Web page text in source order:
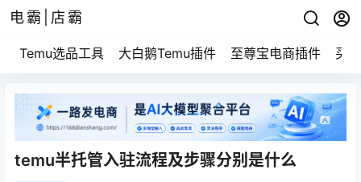
电霸|店霸
Temu选品工具 大白鹅Temu插件 至尊宝电商插件 买
temu半托管入驻流程及步骤分别是什么